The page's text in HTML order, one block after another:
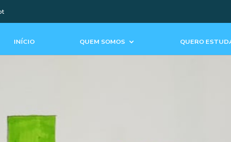
INÍCIO QUEM SOMOS QUERO